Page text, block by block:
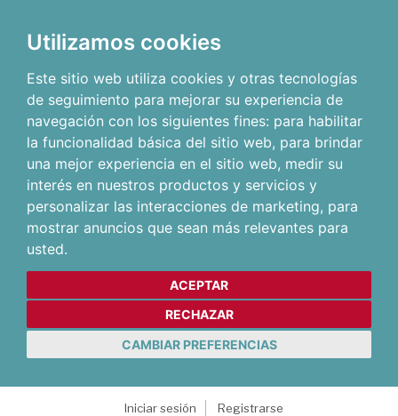
Utilizamos cookies
Este sitio web utiliza cookies y otras tecnologías
de seguimiento para mejorar su experiencia de
navegación con los siguientes fines: para habilitar
la funcionalidad básica del sitio web, para brindar
una mejor experiencia en el sitio web, medir su
interés en nuestros productos y servicios y
personalizar las interacciones de marketing, para
mostrar anuncios que sean más relevantes para
usted.
ACEPTAR
RECHAZAR
CAMBIAR PREFERENCIAS
Iniciar sesión
Registrarse